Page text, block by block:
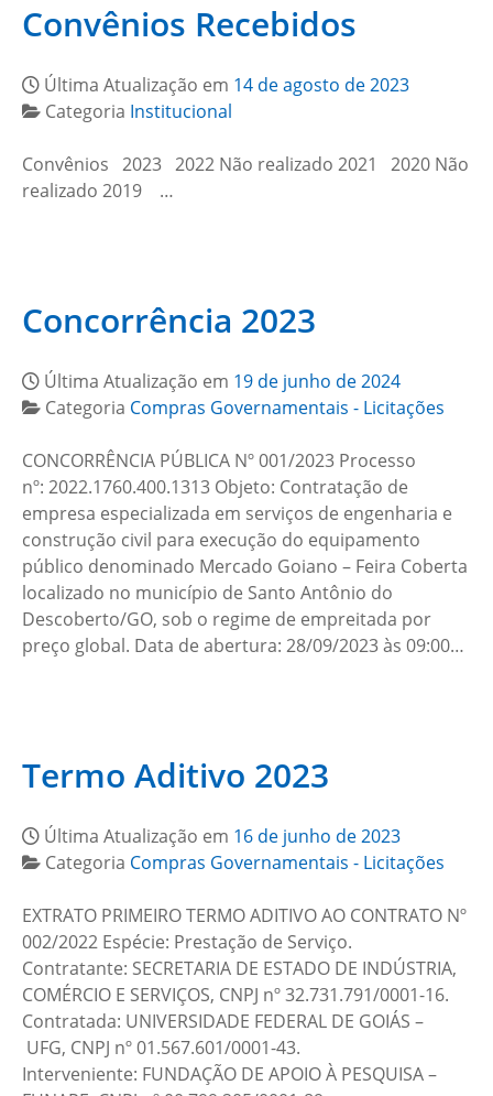
Convênios Recebidos
Última Atualização em 14 de agosto de 2023
Categoria Institucional
Convênios 2023 2022 Não realizado 2021 2020 Não
realizado 2019 …
Concorrência 2023
Última Atualização em 19 de junho de 2024
Categoria Compras Governamentais - Licitações
CONCORRÊNCIA PÚBLICA Nº 001/2023 Processo
nº: 2022.1760.400.1313 Objeto: Contratação de
empresa especializada em serviços de engenharia e
construção civil para execução do equipamento
público denominado Mercado Goiano – Feira Coberta
localizado no município de Santo Antônio do
Descoberto/GO, sob o regime de empreitada por
preço global. Data de abertura: 28/09/2023 às 09:00…
Termo Aditivo 2023
Última Atualização em 16 de junho de 2023
Categoria Compras Governamentais - Licitações
EXTRATO PRIMEIRO TERMO ADITIVO AO CONTRATO Nº
002/2022 Espécie: Prestação de Serviço.
Contratante: SECRETARIA DE ESTADO DE INDÚSTRIA,
COMÉRCIO E SERVIÇOS, CNPJ nº 32.731.791/0001-16.
Contratada: UNIVERSIDADE FEDERAL DE GOIÁS –
UFG, CNPJ nº 01.567.601/0001-43.
Interveniente: FUNDAÇÃO DE APOIO À PESQUISA –